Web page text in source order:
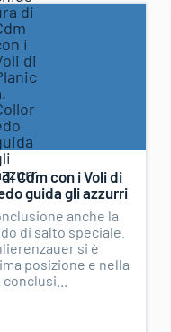
Cdm con i Voli di
guida gli azzurri
anche la
di salto speciale.
si è
posizione e nella